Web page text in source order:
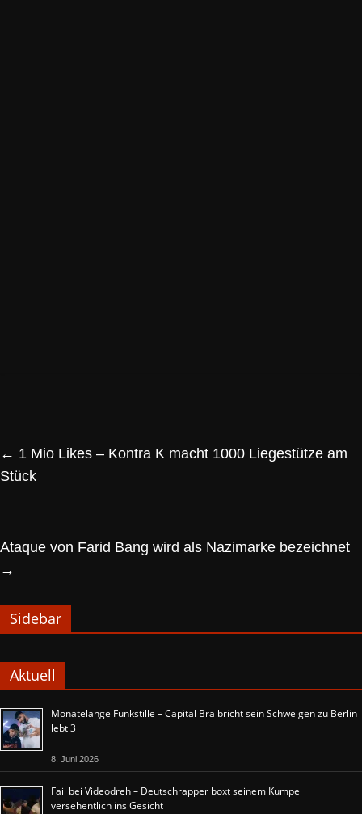
← 1 Mio Likes – Kontra K macht 1000 Liegestütze am
Stück
Ataque von Farid Bang wird als Nazimarke bezeichnet
→
Sidebar
Aktuell
Monatelange Funkstille – Capital Bra bricht sein Schweigen zu Berlin
lebt 3
8. Juni 2026
Fail bei Videodreh – Deutschrapper boxt seinem Kumpel
versehentlich ins Gesicht